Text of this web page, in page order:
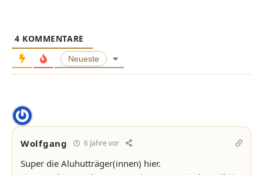
4 KOMMENTARE
Neueste
Wolfgang 6 Jahre vor
Super die Aluhutträger(innen) hier.